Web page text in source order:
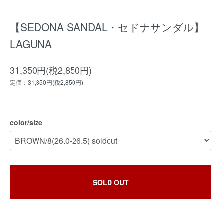
【SEDONA SANDAL・セドナサンダル】
LAGUNA
31,350円(税2,850円)
定価：31,350円(税2,850円)
color/size
SOLD OUT